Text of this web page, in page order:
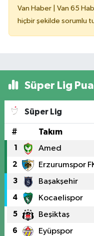
Van Haber | Van 65
hiçbir şekilde sorumlu
Süper Lig
Süper Lig
# Takım
1 Amed
2 Erzurumspor
3 Başakşehir
4 Kocaelispor
5 Beşiktaş
6 Eyüpspor